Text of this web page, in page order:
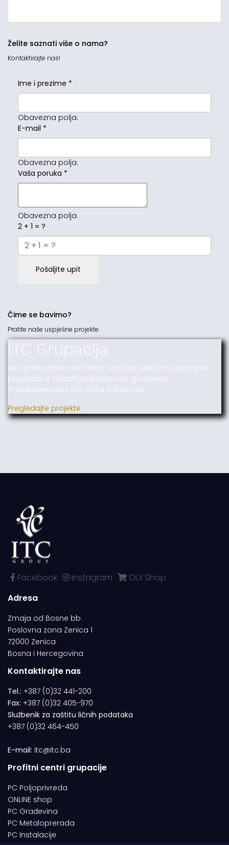
Želite saznati više o nama?
Kontaktirajte nas!
Ime i prezime *
Obavezna polja.
E-mail *
Obavezna polja.
Vaša poruka *
Obavezna polja.
2 + 1 = ?
Pošaljite upit
Čime se bavimo?
Pratite naše uspješne projekte.
ITC Grupacija
Već godinama naša firma realizuje veliki broj uspješnih
projekata iz oblasti poljoprivrede, građevine,
metaloprerade i svih vrsta instalacija.
Pregledajte projekte
Facebook Instagram
OLX Shop
Adresa
Zmaja od Bosne bb
Poslovna zona Zenica 1
72000 Zenica
Bosna i Hercegovina
Kontaktirajte nas
Tel.: +387 (0)32 441-200
Fax: +387 (0)32 405-970
Službenik za zaštitu ličnih podataka
+387 (0)32 464-450
E-mail: itc@itc.ba
Profitni centri grupacije
PC Poljoprivreda
ONLINE shop
PC Građevina
PC Metaloprerada
PC Instalacije